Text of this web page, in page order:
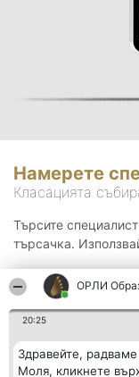
ОРЛИ
20:25
Здравейте,
Моля, кликнете
Намерете
Класацията
Търсите
търсачка.